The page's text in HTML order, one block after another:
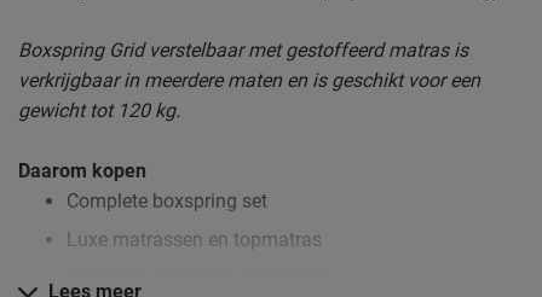
Boxspring Grid verstelbaar met gestoffeerd matras is
verkrijgbaar in meerdere maten en is geschikt voor een
gewicht tot 120 kg.
Daarom kopen
Complete boxspring set
Luxe matrassen en topmatras
Lees meer